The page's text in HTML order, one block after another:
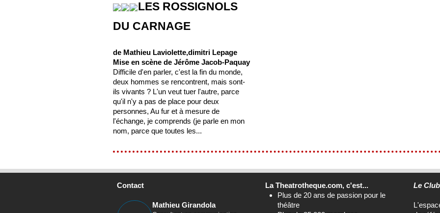
LES ROSSIGNOLS
DU CARNAGE
de Mathieu Laviolette,dimitri Lepage
Mise en scène de Jérôme Jacob-Paquay
Difficile d'en parler, c'est la fin du monde,
deux hommes se rencontrent, mais sont-
ils vivants ? L'un veut tuer l'autre, parce
qu'il n'y a pas de place pour deux
personnes, Au fur et à mesure de
l'échange, je comprends (je parle en mon
nom, parce que toutes les...
Contact
Mathieu Girandola
La Theatrotheque.com, c'est...
Plus de 20 ans de passion pour le
théâtre
Le Club